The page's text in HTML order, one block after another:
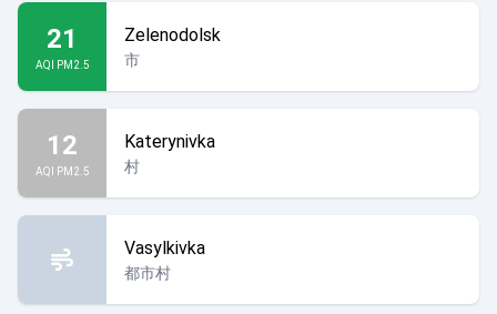
21
AQI PM2.5
Zelenodolsk
市
12
AQI PM2.5
Katerynivka
村
Vasylkivka
都市村